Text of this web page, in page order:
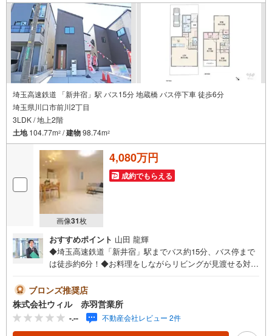
案します。～リフォーム～理想の間取り、テイストを作り
上げられます！リフォームプランナーの同行も可能です。
埼玉高速鉄道 「新井宿」駅 バス15分 地蔵橋 バス停下車 徒歩6分
埼玉県川口市前川2丁目
3LDK / 地上2階
土地104.77m2 /建物98.74m2
画像31枚
4,080万円
成約でもらえる
おすすめポイント 山田 龍輝
◆埼玉高速鉄道「新井宿」駅までバス約15分、バス停まで
は徒歩約6分！◆お料理をしながらリビングが見渡せる対面
リー付き！◆家族の衣類をまとめて収納できる、2WAYフ
ァミリークローゼット付き！◆各部屋に収納スペースがあ
り、室内を有効活用できます！◆トイレ2ヶ所設置で忙しい
時間帯もスムーズに準備が可能！◆ピッキングが困難な防
ブロンズ推奨店
株式会社ウィル 赤羽営業所
-.-- 不動産会社レビュー 2件